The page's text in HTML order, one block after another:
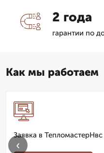
2 года
гарантии по
Как мы работаем
Заявка в ТепломастерНвс
‹